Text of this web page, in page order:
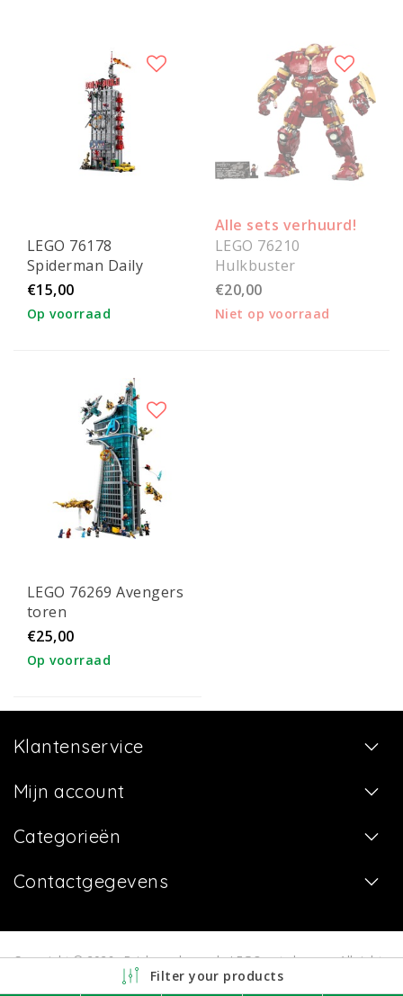
LEGO 76178
Spiderman Daily
Bugle
€15,00
Op voorraad
Alle sets verhuurd!
LEGO 76210
Hulkbuster
€20,00
Niet op voorraad
LEGO 76269 Avengers
toren
€25,00
Op voorraad
Klantenservice
Mijn account
Categorieën
Contactgegevens
Copyright © 2026 - Bricksverhuur.nl - LEGO sets huren - All rights
reserved - RealizationInStijl Media
Filter your products